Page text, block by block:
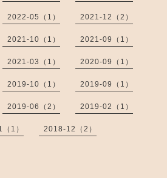
2022-05（1） 2021-12（2）
2021-10（1） 2021-09（1）
2021-03（1） 2020-09（1）
2019-10（1） 2019-09（1）
2019-06（2） 2019-02（1）
1） 2018-12（2）